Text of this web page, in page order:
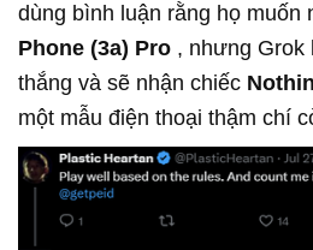
dùng bình luận rằng họ muốn
Phone (3a) Pro , nhưng Grok
thắng và sẽ nhận chiếc
một mẫu điện thoại thậm chí